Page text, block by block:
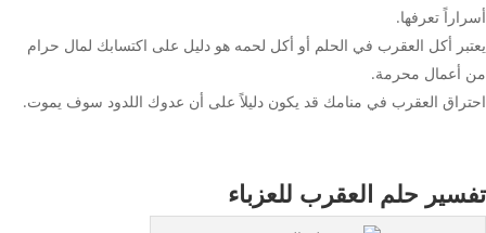
أسراراً تعرفها.
يعتبر أكل العقرب في الحلم أو أكل لحمه هو دليل على اكتسابك لمال حرام
من أعمال محرمة.
احتراق العقرب في منامك قد يكون دليلاً على أن عدوك اللدود سوف يموت.
تفسير حلم العقرب للعزباء